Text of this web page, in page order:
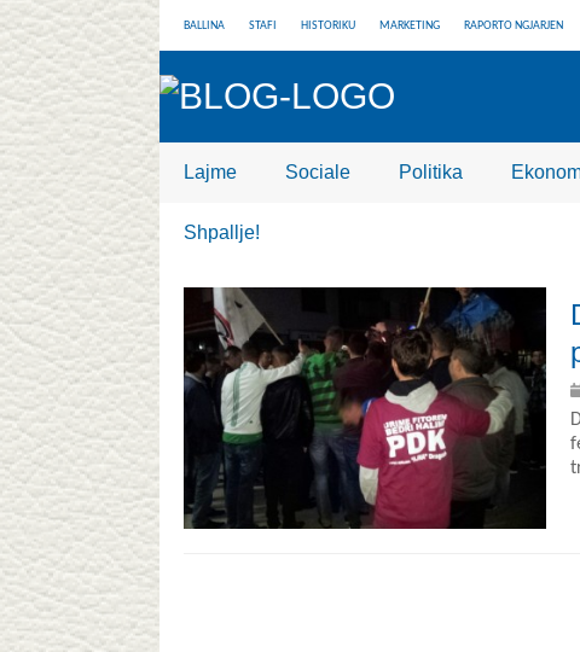
BALLINA STAFI HISTORIKU MARKETING RAPORTO NGJARJEN
Lajme Sociale Politika
Shpallje!